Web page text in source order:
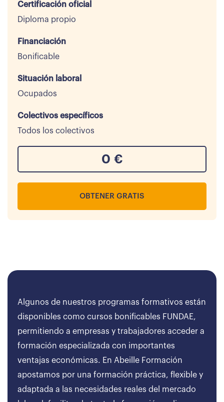
Certificación oficial
Diploma propio
Financiación
Bonificable
Situación laboral
Ocupados
Colectivos específicos
Todos los colectivos
0 €
OBTENER GRATIS
Algunos de nuestros programas formativos están
disponibles como cursos bonificables FUNDAE,
permitiendo a empresas y trabajadores acceder a
formación especializada con importantes
ventajas económicas. En Abeille Formación
apostamos por una formación práctica, flexible y
adaptada a las necesidades reales del mercado